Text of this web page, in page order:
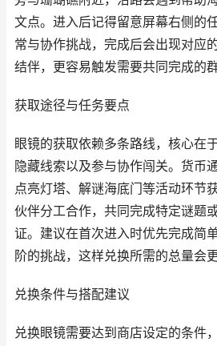
文点。进入后记得留意屏幕右侧的
常与协作挑战，完成后会出现对应
结伴，更容易触发需要共同完成的群
获取途径与任务要点
眼镜的获取依赖多条路线，核心在
隐藏线索以及参与协作闯关。货币
点亮灯塔、解谜海底门等活动环节
伙伴分工合作，共同完成特定谜题
证。建议在首次进入时优先完成简
阶的挑战，这样兑换所需的总量会
兑换条件与搭配建议
兑换眼镜需要达到商店设定的条件